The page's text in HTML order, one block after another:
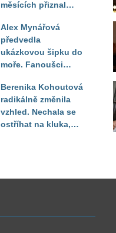
měsících přiznal
zklamání
Alex Mynářová
předvedla
ukázkovou šipku do
moře. Fanoušci
toho vypadá
Berenika Kohoutová
radikálně změnila
vzhled. Nechala se
ostříhat na kluka,